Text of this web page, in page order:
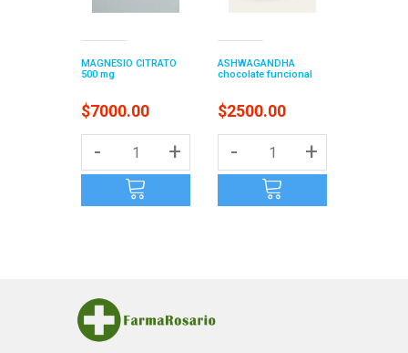
MAGNESIO CITRATO
500 mg
$7000.00
- +
ASHWAGANDHA
chocolate funcional
$2500.00
- +